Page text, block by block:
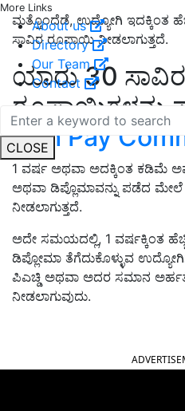
More Links
About us
Directory
Our Team
Contact
CLOSE
ಮತ್ತೊಂದೆಡೆ, ಉದ್ಯೋಗಿ ಇದಕ್ಕಿಂತ
ಸಾವಿರ ರೂಪಾಯಿ ನೀಡಲಾಗುತ್ತದೆ.
ಯಾರು 30 ಸಾವಿರ
ರೂಪಾಯಿಗಳನ್ನು
(7th Pay
1 ವರ್ಷ ಅಥವಾ ಅದಕ್ಕಿಂತ ಕಡಿಮೆ
ಅಥವಾ ಡಿಪ್ಲೊಮಾವನ್ನು ಪಡೆದ
ನೀಡಲಾಗುತ್ತದೆ.
ಅದೇ ಸಮಯದಲ್ಲಿ, 1 ವರ್ಷಕ್ಕಿಂತ
ಡಿಪ್ಲೋಮಾ ತೆಗೆದುಕೊಳ್ಳುವ
ಪಿಎಚ್ಡಿ ಅಥವಾ ಅದರ ಸಮಾನ
ನೀಡಲಾಗುವುದು.